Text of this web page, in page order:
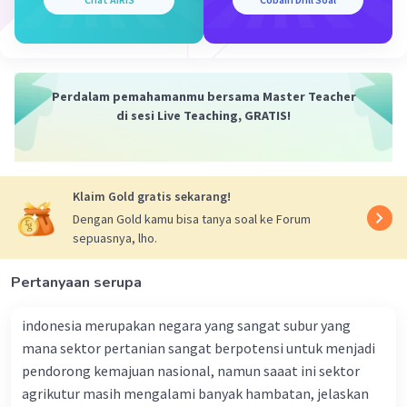
Lepas landas(takeoff)
Pada tahap ini, pertumbuhan ekonomi terjadi
besar, peningkatan produktivitas, dan
pertumbuhan sektor industri.
maturity)
Pada tahap ini, pertumbuhan ekonomi terjadi
secara stabil. Hal ini ditandai dengan struktur
ekonomi yang beragam dan merata.
Konsumsi tinggi
consumption)
Pada tahap ini, masyarakat sudah mencapai
tingkat kesejahteraan yang tinggi. Hal ini
ditandai dengan meningkatnya konsumsi barang
Perdalam pemahamanmu bersama Master Teacher
di sesi Live Teaching, GRATIS!
Klaim Gold gratis sekarang!
Dengan Gold kamu bisa tanya soal ke Forum
sepuasnya, lho.
Pertanyaan serupa
indonesia merupakan negara yang sangat subur yang
mana sektor pertanian sangat berpotensi untuk menjadi
pendorong kemajuan nasional, namun saaat ini sektor
agrikutur masih mengalami banyak hambatan, jelaskan